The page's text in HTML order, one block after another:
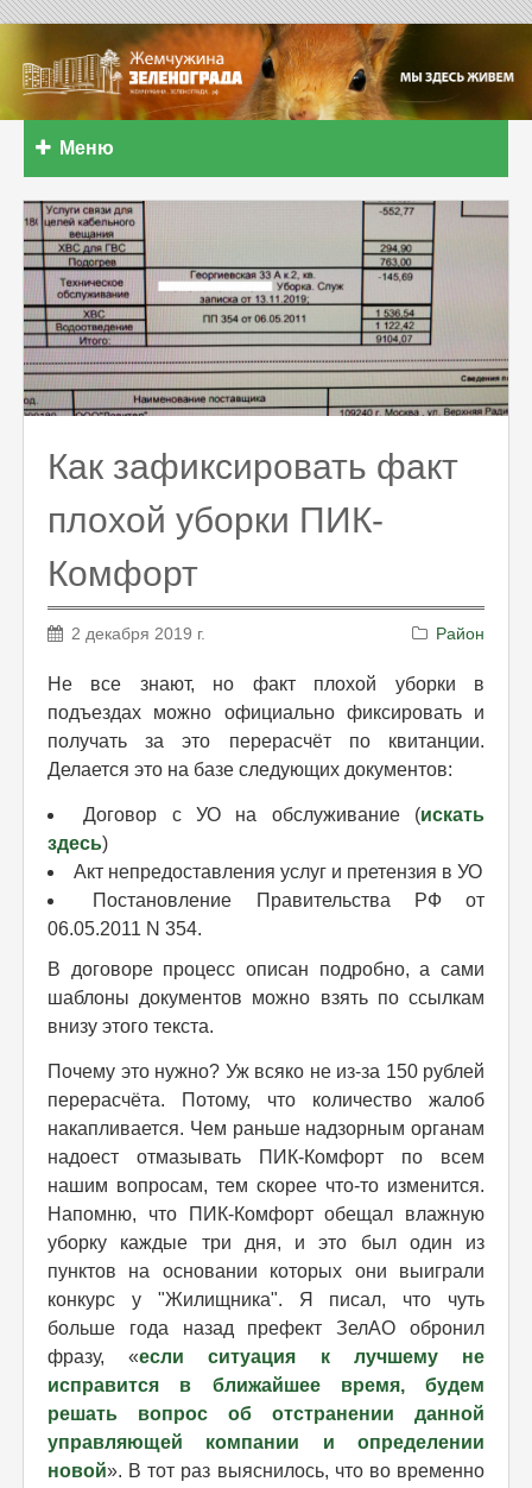
Меню
Как зафиксировать факт
плохой уборки ПИК-
Комфорт
2 декабря 2019 г. Район
Не все знают, но факт плохой уборки в
подъездах можно официально фиксировать и
получать за это перерасчёт по квитанции.
Делается это на базе следующих документов:
Договор с УО на обслуживание (искать
здесь)
Акт непредоставления услуг и претензия в УО
Постановление Правительства РФ от
06.05.2011 N 354.
В договоре процесс описан подробно, а сами
шаблоны документов можно взять по ссылкам
внизу этого текста.
Почему это нужно? Уж всяко не из-за 150 рублей
перерасчёта. Потому, что количество жалоб
накапливается. Чем раньше надзорным органам
надоест отмазывать ПИК-Комфорт по всем
нашим вопросам, тем скорее что-то изменится.
Напомню, что ПИК-Комфорт обещал влажную
уборку каждые три дня, и это был один из
пунктов на основании которых они выиграли
конкурс у "Жилищника". Я писал, что чуть
больше года назад префект ЗелАО обронил
фразу, «если ситуация к лучшему не
исправится в ближайшее время, будем
решать вопрос об отстранении данной
управляющей компании и определении
новой». В тот раз выяснилось, что во временно